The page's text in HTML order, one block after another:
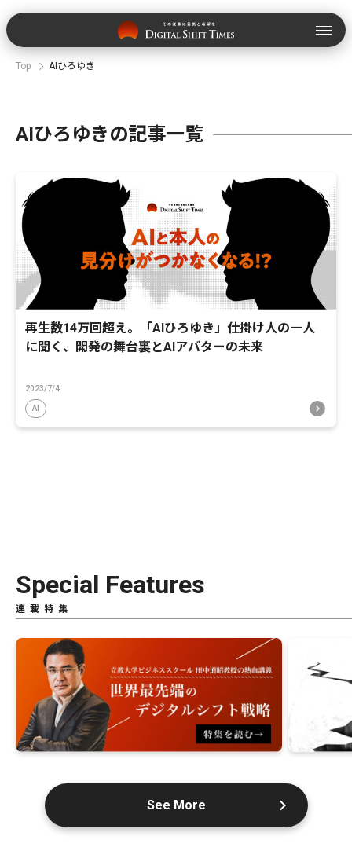
Top AIひろゆき
AIひろゆきの記事一覧
再生数14万回超え。「AIひろゆき」仕掛け人の一人
に聞く、開発の舞台裏とAIアバターの未来
2023/7/4
AI
Special Features
連載特集
See More